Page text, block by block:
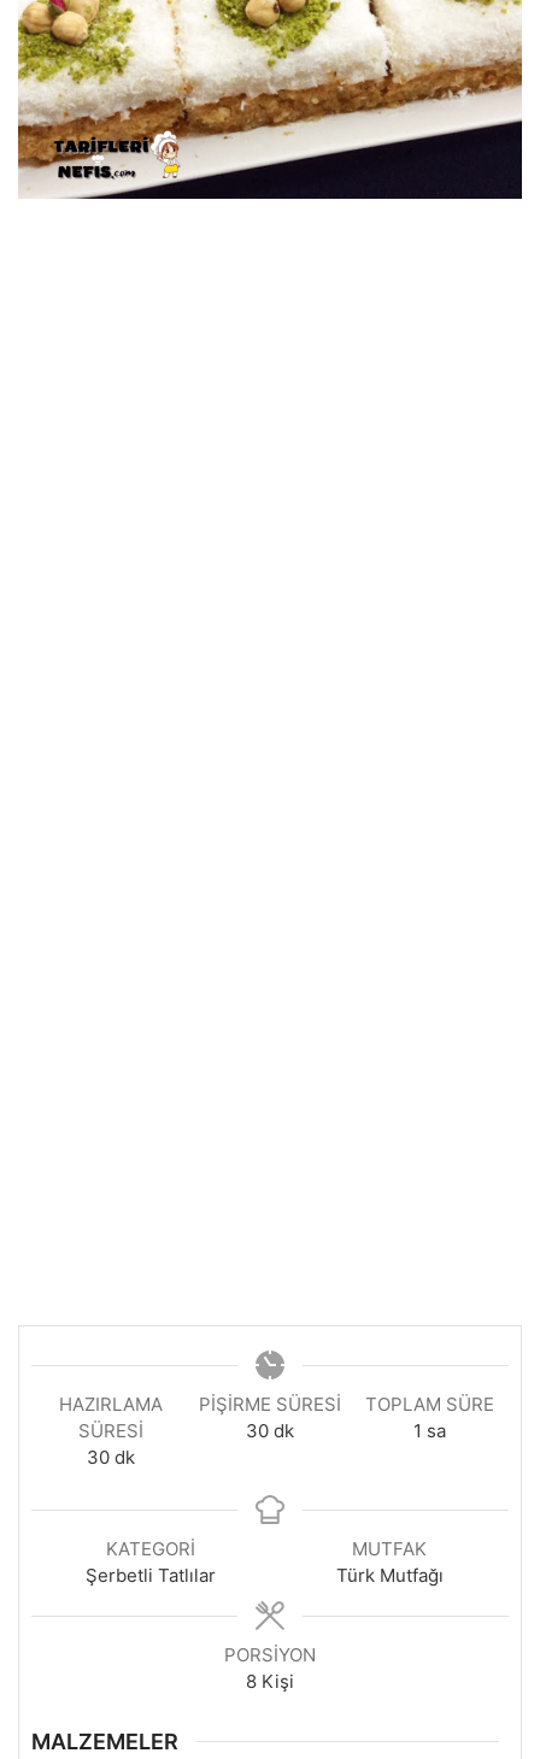
HAZIRLAMA
SÜRESI
30dakika
dk
PIŞIRME SÜRESI
30dakika
dk
TOPLAM SÜRE
1 saat
sa
KATEGORI
Şerbetli Tatlılar
MUTFAK
Türk Mutfağı
PORSIYON
8 Kişi
MALZEMELER